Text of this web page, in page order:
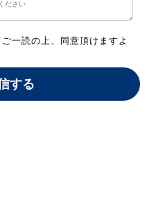
ご一読の上、同意頂けますよ